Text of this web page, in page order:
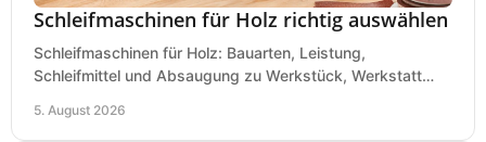
Schleifmaschinen für Holz richtig auswählen
Schleifmaschinen für Holz: Bauarten, Leistung,
Schleifmittel und Absaugung zu Werkstück, Werkstatt
5. August 2026